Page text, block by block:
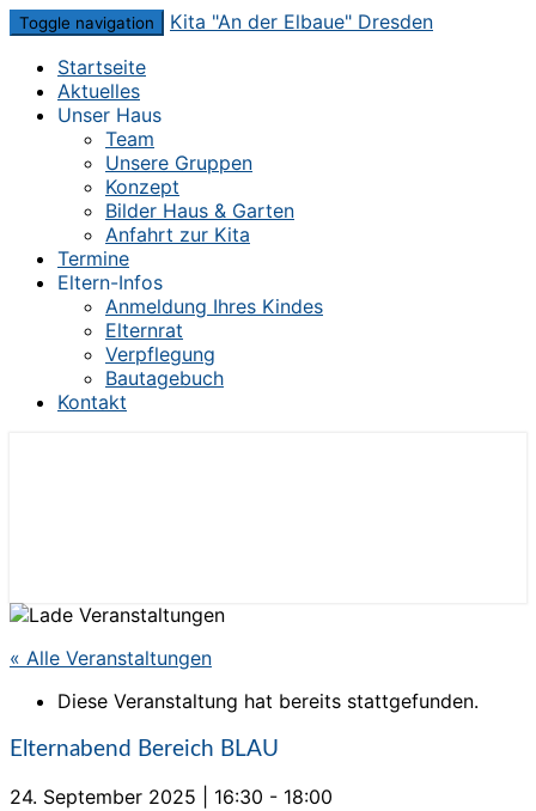
Skip
content
Toggle navigation
Kita "An der Elbaue" Dresden
Startseite
Aktuelles
Unser Haus
Team
Unsere Gruppen
Konzept
Bilder Haus & Garten
Anfahrt zur Kita
Termine
Eltern-Infos
Anmeldung Ihres Kindes
Elternrat
Verpflegung
Bautagebuch
Kontakt
« Alle Veranstaltungen
Diese Veranstaltung hat bereits stattgefunden.
Elternabend Bereich BLAU
24. September 2025 | 16:30 - 18:00